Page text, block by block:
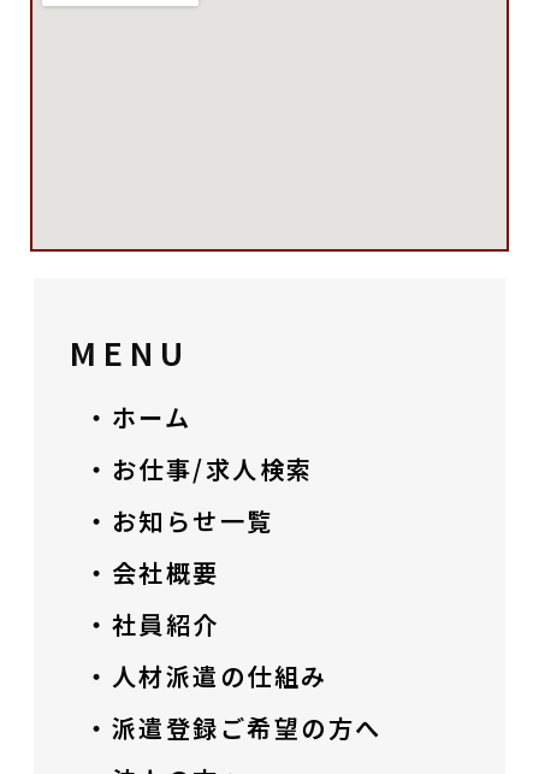
MENU
・ホーム
・お仕事/求人検索
・お知らせ一覧
・会社概要
・社員紹介
・人材派遣の仕組み
・派遣登録ご希望の方へ